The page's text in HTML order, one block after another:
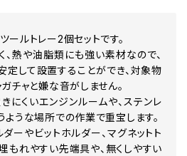
ールトレー2個セットです。
、熱や油脂類にも強い素材なので、
して設置することができ、対象物
チャと嫌な音がしません。
にくいエンジンルームや、ステンレ
ような場所での作業で重宝します。
ダーやビットホルダー、マグネットト
もれやすい先端具や、無くしやすい